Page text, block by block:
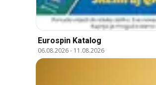
Eurospin Katalog
06.08.2026- 11.08.2026